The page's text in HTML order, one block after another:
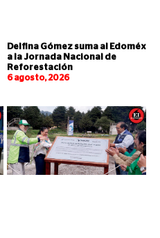
Delfina Gómez suma al Edoméx
a la Jornada Nacional de
Reforestación
6 agosto, 2026